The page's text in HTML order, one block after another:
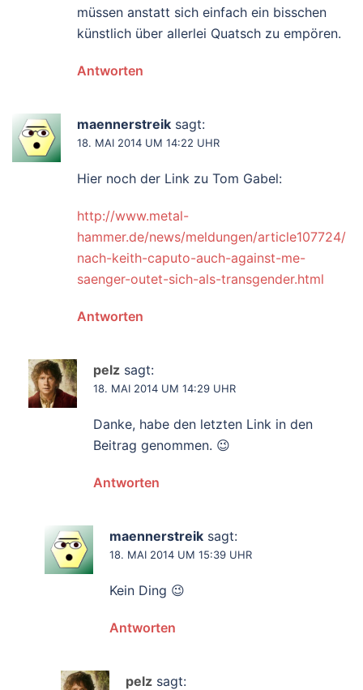
müssen anstatt sich einfach ein bisschen
künstlich über allerlei Quatsch zu empören.
Antworten
maennerstreik sagt:
18. MAI 2014 UM 14:22 UHR
Hier noch der Link zu Tom Gabel:
http://www.metal-
hammer.de/news/meldungen/article107724/
nach-keith-caputo-auch-against-me-
saenger-outet-sich-als-transgender.html
Antworten
pelz sagt:
18. MAI 2014 UM 14:29 UHR
Danke, habe den letzten Link in den
Beitrag genommen. 😉
Antworten
maennerstreik sagt:
18. MAI 2014 UM 15:39 UHR
Kein Ding 😉
Antworten
pelz sagt: